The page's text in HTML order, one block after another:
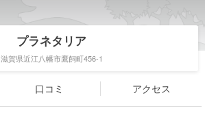
プラネタリア
滋賀県近江八幡市鷹飼町456-1
口コミ アクセス